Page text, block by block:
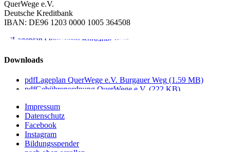
QuerWege e.V.
Deutsche Kreditbank
IBAN: DE96 1203 0000 1005 364508
Downloads
pdfLageplan QuerWege e.V. Burgauer Weg (1.59 MB)
pdfGebührenordnung QuerWege e.V. (222 KB)
Impressum
Datenschutz
Facebook
Instagram
Bildungsspender